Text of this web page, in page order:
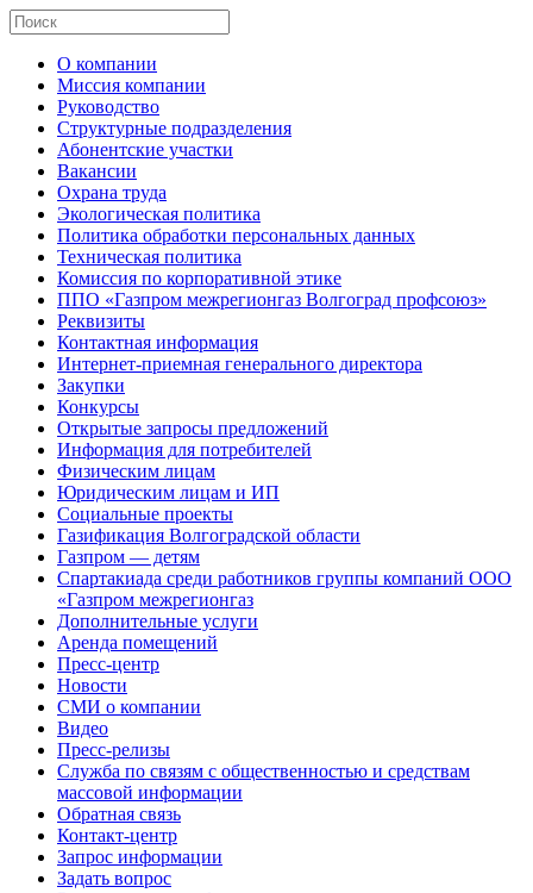
О компании
Миссия компании
Руководство
Структурные подразделения
Абонентские участки
Вакансии
Охрана труда
Экологическая политика
Политика обработки персональных данных
Техническая политика
Комиссия по корпоративной этике
ППО «Газпром межрегионгаз Волгоград профсоюз»
Реквизиты
Контактная информация
Интернет-приемная генерального директора
Закупки
Конкурсы
Открытые запросы предложений
Информация для потребителей
Физическим лицам
Юридическим лицам и ИП
Социальные проекты
Газификация Волгоградской области
Газпром — детям
Спартакиада среди работников группы компаний ООО
«Газпром межрегионгаз
Дополнительные услуги
Аренда помещений
Пресс-центр
Новости
СМИ о компании
Видео
Пресс-релизы
Служба по связям с общественностью и средствам
массовой информации
Обратная связь
Контакт-центр
Запрос информации
Задать вопрос